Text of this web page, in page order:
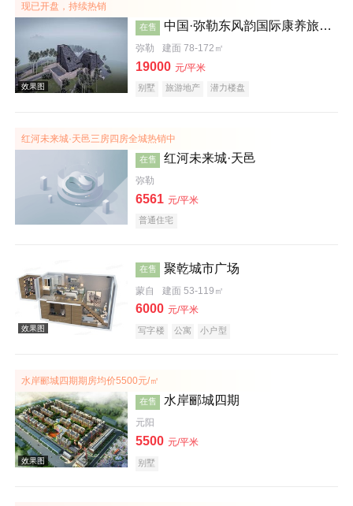
效果图
现已开盘，持续热销
在售 中国·弥勒东风韵国际康养旅游度假区沐心谷
弥勒 建面 78-172㎡
19000 元/平米
别墅 旅游地产 潜力楼盘
红河未来城·天邑三房四房全城热销中
在售 红河未来城·天邑
弥勒
6561 元/平米
普通住宅
在售 聚乾城市广场
蒙自 建面 53-119㎡
6000 元/平米
写字楼 公寓 小户型
水岸郦城四期期房均价5500元/㎡
在售 水岸郦城四期
元阳
5500 元/平米
别墅